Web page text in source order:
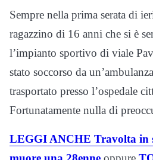
Sempre nella prima serata di
ragazzino di 16 anni che si è
l’impianto sportivo di viale
stato soccorso da
trasportato presso l’ospedale
Fortunatamente nulla di
LEGGI ANCHE Travolta in